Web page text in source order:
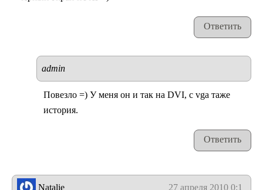
Ответить
admin
Повезло =) У меня он и так на DVI, с vga таже
история.
Ответить
Natalie 27 апреля 2010 0:10